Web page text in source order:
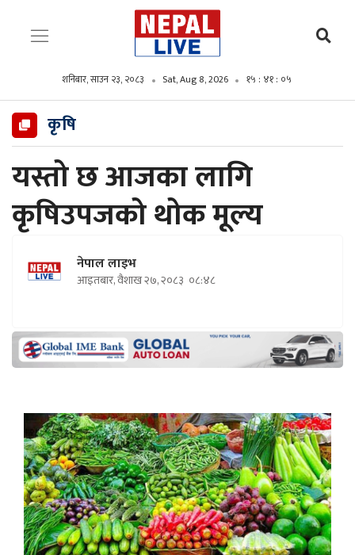
शनिबार, साउन २३, २०८३ Sat, Aug 8, 2026 १५ : ४१ : ०६
कृषि
यस्तो छ आजका लागि
कृषिउपजको थोक मूल्य
नेपाल लाइभ
आइतबार, वैशाख २७, २०८३ ०८:४८